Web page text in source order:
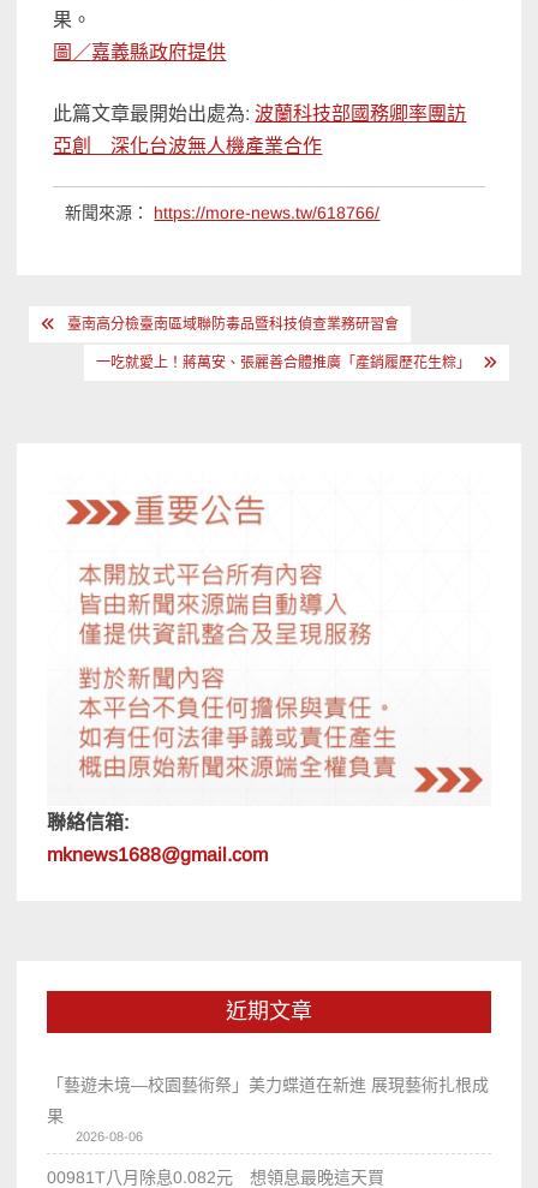
果。
圖／嘉義縣政府提供
此篇文章最開始出處為:波蘭科技部國務卿率團訪
亞創 深化台波無人機產業合作
新聞來源： https://more-news.tw/618766/
文 臺南高分檢臺南區域聯防毒品暨科技偵查業務研習會
一吃就愛上！蔣萬安、張麗善合體推廣「產銷履歷花生粽」
聯絡信箱:
mknews1688@gmail.com
近期文章
「藝遊未境—校園藝術祭」美力蝶道在新進 展現藝術扎根成
果
2026-08-06
00981T八月除息0.082元 想領息最晚這天買